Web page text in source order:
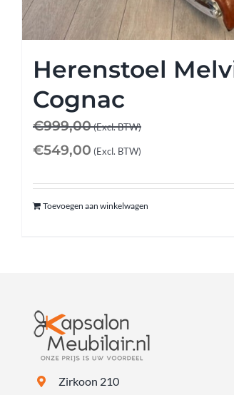
Herenstoel
Cognac
€999,00(Excl. BTW)
€549,00 (Excl. BTW)
Toevoegen aan winkelwagen
Zirkoon 210